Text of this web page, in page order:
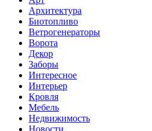
Архитектура
Биотопливо
Ветрогенераторы
Ворота
Декор
Заборы
Интересное
Интерьер
Кровля
Мебель
Недвижимость